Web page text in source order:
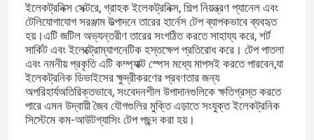
ইলেকট্রনিক্স সেক্টরে, গ্রাহক ইলেকট্রনিক্স, শিল্প নিয়ন্ত্রণ প্যানেল এবং
টেলিযোগাযোগ সরঞ্জাম উত্পাদনে তারের হার্নেস টেপ ব্যাপকভাবে ব্যবহৃত
হয়।এটি জটিল অভ্যন্তরীণ তারের সংগঠিত করতে সাহায্য করে, শর্ট
সার্কিট এবং ইলেক্ট্রোম্যাগনেটিক হস্তক্ষেপ প্রতিরোধ করে। টেপ পাতলা
এবং নমনীয় প্রকৃতি এটি কম্প্যাক্ট স্পেস মধ্যে মাপসই করতে পারবেন,যা
ইলেকট্রনিক ডিভাইসের ক্ষুদ্রীকরণের প্রবণতার জন্য
অপরিহার্যঅতিরিক্তভাবে, সংবেদনশীল উপাদানগুলিকে ক্ষতিগ্রস্ত করতে
পারে এমন উদ্বায়ী জৈব যৌগগুলির মুক্তি এড়াতে সংযুক্ত ইলেকট্রনিক
সিস্টেমে কম-আউটগ্যাসিং টেপ পছন্দ করা হয়।